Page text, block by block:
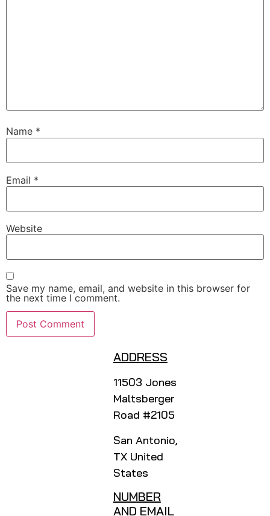
Name *
Email *
Website
Save my name, email, and website in this browser for
the next time I comment.
ADDRESS
11503 Jones
Maltsberger
Road #2105
San Antonio,
TX United
States
NUMBER
AND EMAIL